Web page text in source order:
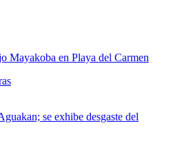
Mayakoba en Playa del Carmen
se exhibe desgaste del